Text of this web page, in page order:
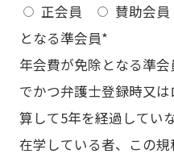
正会員 賛助会員
となる準会員*
年会費が免除となる準
でかつ弁護士登録時又
算して5年を経過してい
在学している者、この